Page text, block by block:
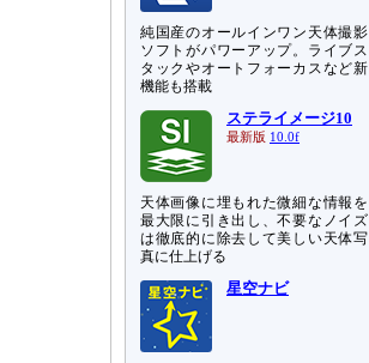
純国産のオールインワン天体撮影
ソフトがパワーアップ。ライブス
タックやオートフォーカスなど新
機能も搭載
ステライメージ10
最新版 10.0f
天体画像に埋もれた微細な情報を
最大限に引き出し、不要なノイズ
は徹底的に除去して美しい天体写
真に仕上げる
星空ナビ